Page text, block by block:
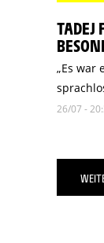
TADEJ
„Es war
26/07 -